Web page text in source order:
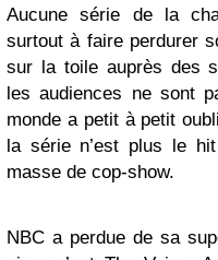
Aucune série de la
surtout à faire perdurer
sur la toile auprès des
les audiences ne sont
monde a petit à petit
la série n’est plus le
masse de cop-show.
NBC a perdue de sa